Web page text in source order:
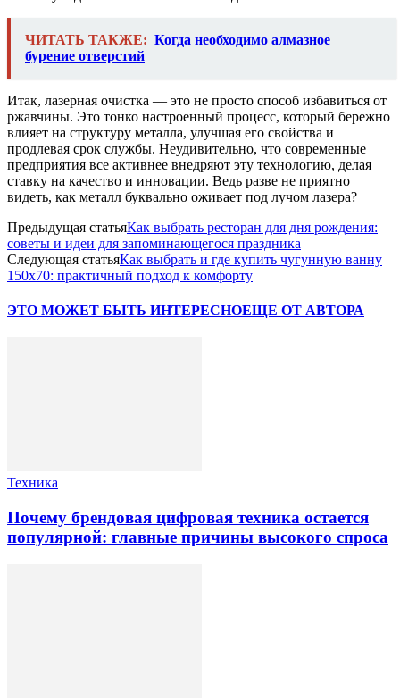
ЧИТАТЬ ТАКЖЕ: Когда необходимо алмазное
бурение отверстий
Итак, лазерная очистка — это не просто способ избавиться от
ржавчины. Это тонко настроенный процесс, который бережно
влияет на структуру металла, улучшая его свойства и
продлевая срок службы. Неудивительно, что современные
предприятия все активнее внедряют эту технологию, делая
ставку на качество и инновации. Ведь разве не приятно
видеть, как металл буквально оживает под лучом лазера?
Предыдущая статьяКак выбрать ресторан для дня рождения:
советы и идеи для запоминающегося праздника
Следующая статьяКак выбрать и где купить чугунную ванну
150х70: практичный подход к комфорту
ЭТО МОЖЕТ БЫТЬ ИНТЕРЕСНОЕЩЕ ОТ АВТОРА
Техника
Почему брендовая цифровая техника остается
популярной: главные причины высокого спроса